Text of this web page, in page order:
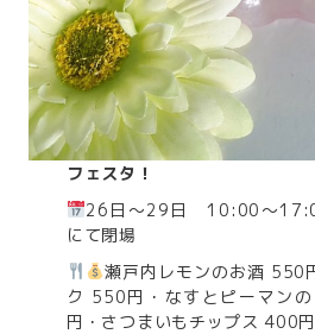
フェスタ！
26日～29日 10:00～
にて閉場
瀬戸内レモンのお酒 550
ク 550円・なすとピーマン
円・さつまいもチップス 400